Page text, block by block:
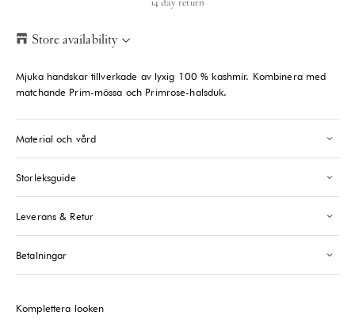
Store availability
Helsinki Store -Sold out
Kasarmikatu 46-48 Helsinki, 00130
Paris store -Sold out
70 Bis Rue Bonaparte Paris, 75006
+33143546007
Saint-Tropez-Sold out
24 Boulevard Louis Blanc Saint-Tropez, 83990
+33610155333
Please note that the Stock may vary and change quickly.
Mjuka handskar tillverkade av lyxig 100 % kashmir. Kombinera med
matchande Prim-mössa och Primrose-halsduk.
Material och vård
Storleksguide
Leverans & Retur
Betalningar
Komplettera looken